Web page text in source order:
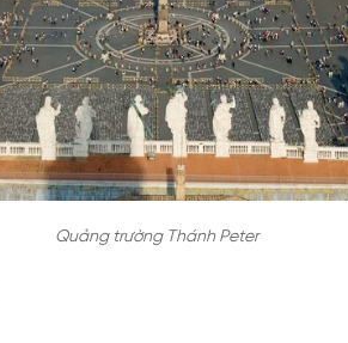
Quảng trường Thánh Peter